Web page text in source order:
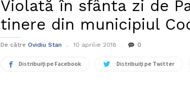
Violată în sfânta zi de
tinere din municipiul
De către Ovidiu Stan 10 aprilie 2018 0
Distribuiți pe Facebook Distribuiți pe Twitter